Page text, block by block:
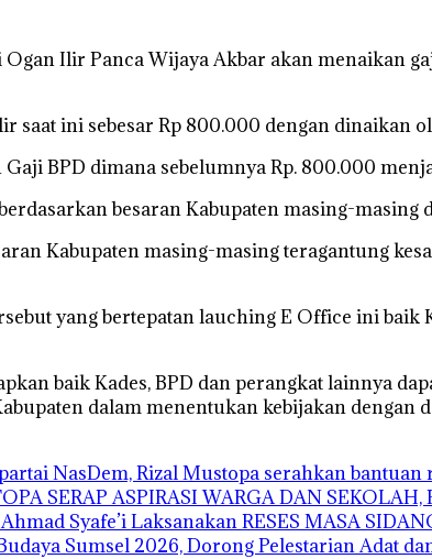
Ilir Panca Wijaya Akbar akan menaikan
saat ini sebesar Rp 800.000 dengan dinaikan
BPD dimana sebelumnya Rp. 800.000
besaran Kabupaten masing-masing
Kabupaten masing-masing teragantung
yang bertepatan lauching E Office ini baik
baik Kades, BPD dan perangkat lainnya
dalam menentukan kebijakan
NasDem, Rizal Mustopa serahkan
SERAP ASPIRASI WARGA DAN
Syafe’i Laksanakan RESES MASA
Sumsel 2026, Dorong Pelestarian Adat